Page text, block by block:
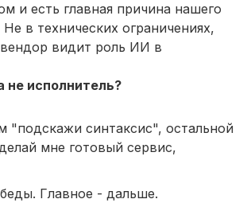
и есть главная причина нашего
Не в технических ограничениях,
видит роль ИИ в
не исполнитель?
"подскажи синтаксис", остальной
мне готовый сервис,
Главное - дальше.